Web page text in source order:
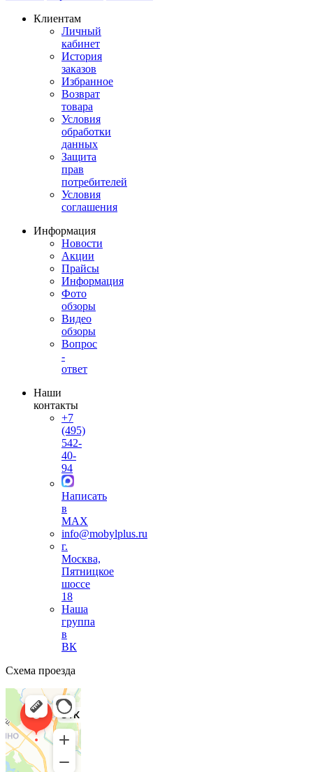
Клиентам
Личный
кабинет
История
заказов
Избранное
Возврат
товара
Условия
обработки
данных
Защита
прав
потребителей
Условия
соглашения
Информация
Новости
Акции
Прайсы
Информация
Фото
обзоры
Видео
обзоры
Вопрос
-
ответ
Наши
контакты
+7
(495)
542-
40-
94
Написать
в
MAX
info@mobylplus.ru
г.
Москва,
Пятницкое
шоссе
18
Наша
группа
в
ВК
Схема проезда